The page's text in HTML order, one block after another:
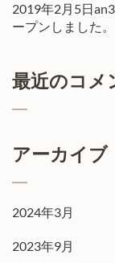
2019年2月5日
ープンしました。
最近のコメ
アーカイブ
2024年3月
2023年9月